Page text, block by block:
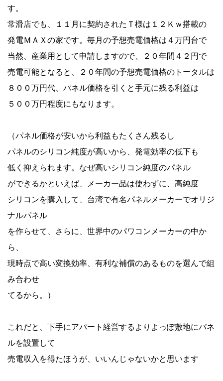
す。
常滑店でも、１１月に契約されたＴ様は１２Ｋｗ搭載の
発電ＭＡＸの家です。毎月の予想売電価格は４万円台で
当然、産業用として申請しますので、２０年間４２円で
売電可能となると、２０年間の予想売電価格のトータルは
８００万円代、パネル価格を引くと手元に残る利益は
５００万円程度にもなります。
（パネル価格が安いから利益もたくさん残るし
パネルのシリコン純度が高いから、発電効率の低下も
低く抑えられます。なぜ高いシリコン純度のパネル
ができるかといえば、メーカー品は使わずに、高純度
シリコンを購入して、台湾で有名パネルメーカーでオリジ
ナルパネル
を作らせて、さらに、世界中のパワコンメーカーの中か
ら、
現時点で高い変換効率、有利な補償のあるものを選んで組
み合わせ
てるから。）
これだと、下手にアパート経営するよりよっぽ敷地にパネ
ルを設置して
売電収入を得たほうが、いいんじゃないかと思います